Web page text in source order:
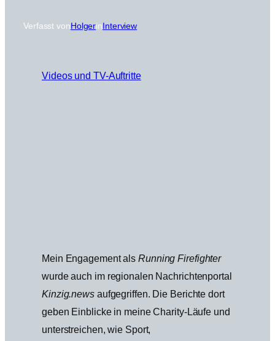
Verfasst vonHolgerinInterview
Videos und TV-Auftritte
Mein Engagement als Running Firefighter
wurde auch im regionalen Nachrichtenportal
Kinzig.newsaufgegriffen. Die Berichte dort
geben Einblicke in meine Charity-Läufe und
unterstreichen, wie Sport,